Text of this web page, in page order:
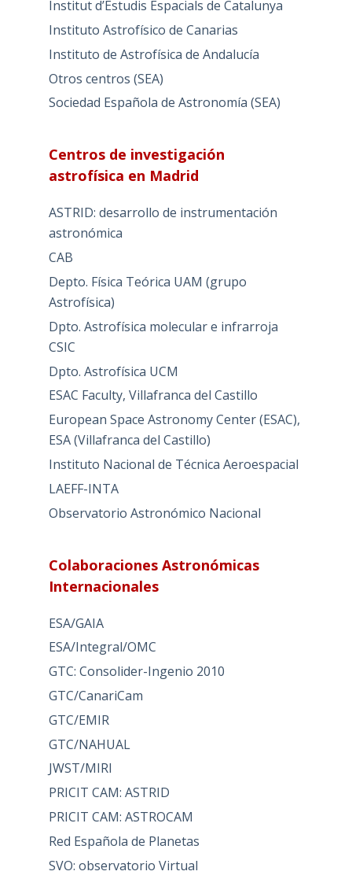
Institut d’Estudis Espacials de Catalunya
Instituto Astrofísico de Canarias
Instituto de Astrofísica de Andalucía
Otros centros (SEA)
Sociedad Española de Astronomía (SEA)
Centros de investigación
astrofísica en Madrid
ASTRID: desarrollo de instrumentación
astronómica
CAB
Depto. Física Teórica UAM (grupo
Astrofísica)
Dpto. Astrofísica molecular e infrarroja
CSIC
Dpto. Astrofísica UCM
ESAC Faculty, Villafranca del Castillo
European Space Astronomy Center (ESAC),
ESA (Villafranca del Castillo)
Instituto Nacional de Técnica Aeroespacial
LAEFF-INTA
Observatorio Astronómico Nacional
Colaboraciones Astronómicas
Internacionales
ESA/GAIA
ESA/Integral/OMC
GTC: Consolider-Ingenio 2010
GTC/CanariCam
GTC/EMIR
GTC/NAHUAL
JWST/MIRI
PRICIT CAM: ASTRID
PRICIT CAM: ASTROCAM
Red Española de Planetas
SVO: observatorio Virtual